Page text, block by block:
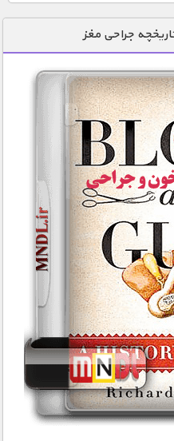
جراحی مغز